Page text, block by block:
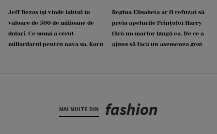
Jeff Bezos își vinde iahtul în
valoare de 500 de milioane de
dolari. Ce sumă a cerut
miliardarul pentru nava sa, Koru
Regina Elisabeta ar fi refuzat să
preia apelurile Prințului Harry
fără un martor lângă ea. De ce a
ajuns să facă un asemenea gest
MAI MULTE DIN fashion